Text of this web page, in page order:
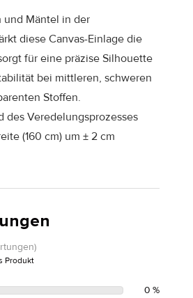
und Mäntel in der
diese Canvas-Einlage die
für eine präzise Silhouette
bei mittleren, schweren
Stoffen.
des Veredelungsprozesses
(160 cm) um ± 2 cm
Produkt
0 %